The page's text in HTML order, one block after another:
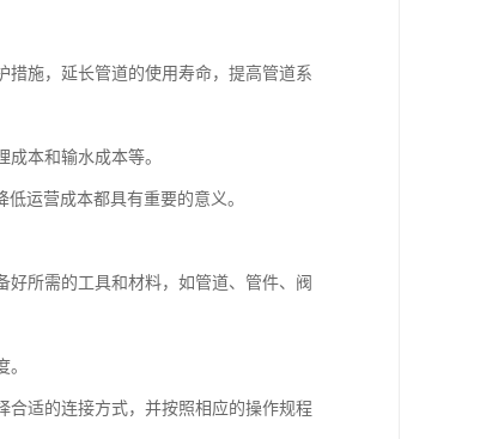
措施，延长管道的使用寿命，提高管道系
本和输水成本等。
运营成本都具有重要的意义。
所需的工具和材料，如管道、管件、阀
合适的连接方式，并按照相应的操作规程